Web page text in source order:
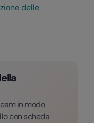
delle
in modo
con scheda